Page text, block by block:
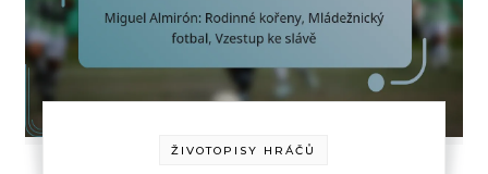
ŽIVOTOPISY HRÁČŮ